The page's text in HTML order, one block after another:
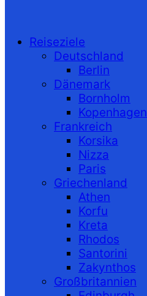
Reiseziele
Deutschland
Berlin
Dänemark
Bornholm
Kopenhagen
Frankreich
Korsika
Nizza
Paris
Griechenland
Athen
Korfu
Kreta
Rhodos
Santorini
Zakynthos
Großbritannien